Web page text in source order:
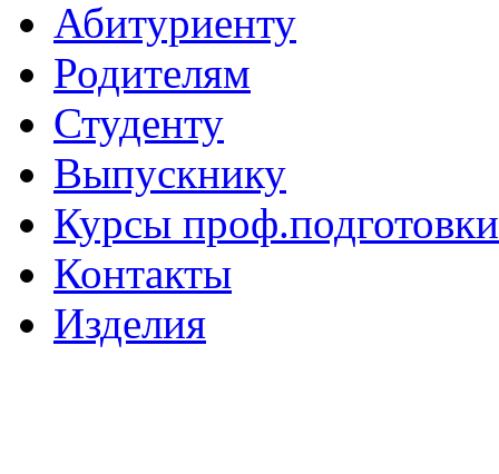
Абитуриенту
Родителям
Студенту
Выпускнику
Курсы проф.подготовки
Контакты
Изделия